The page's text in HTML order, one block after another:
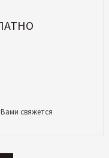
свяжется